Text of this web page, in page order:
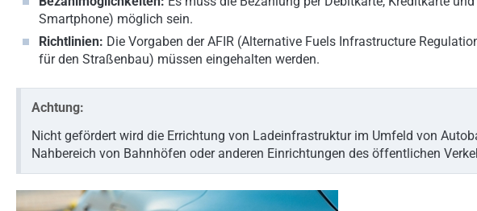
Smartphone) möglich sein.
Richtlinien: Die Vorgaben der AFIR (Alternative Fuels Infrastructure
für den Straßenbau) müssen eingehalten werden.
Achtung:
Nicht gefördert wird die Errichtung von Ladeinfrastruktur im Umfeld von
Nahbereich von Bahnhöfen oder anderen Einrichtungen des öffentlichen